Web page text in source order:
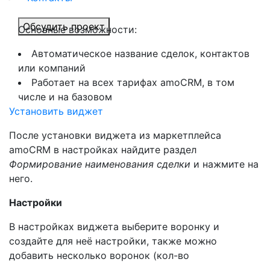
Обсудить проект
Основные возможности:
Автоматическое название сделок, контактов
или компаний
Работает на всех тарифах amoCRM, в том
числе и на базовом
Установить виджет
После установки виджета из маркетплейса
amoCRM в настройках найдите раздел
Формирование наименования сделки и нажмите на
него.
Настройки
В настройках виджета выберите воронку и
создайте для неё настройки, также можно
добавить несколько воронок (кол-во